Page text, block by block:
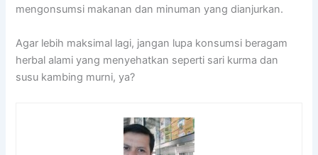
mengonsumsi makanan dan minuman yang dianjurkan.
Agar lebih maksimal lagi, jangan lupa konsumsi beragam
herbal alami yang menyehatkan seperti sari kurma dan
susu kambing murni, ya?